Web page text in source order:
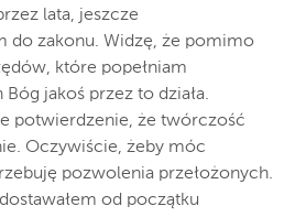
lata, jeszcze
do zakonu. Widzę, że pomimo
które popełniam
jakoś przez to działa.
potwierdzenie, że twórczość
Oczywiście, żeby móc
pozwolenia przełożonych.
od początku